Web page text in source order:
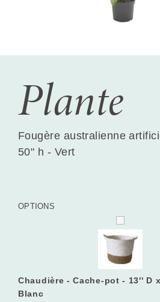
Plante
Fougère australienne
50" h - Vert
OPTIONS
Chaudière - Cache-pot - 13'' D
Blanc